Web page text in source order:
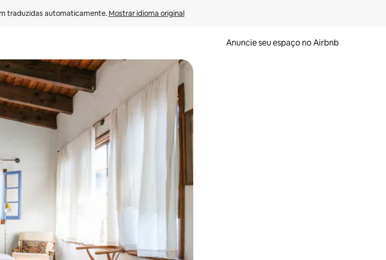
traduzidas automaticamente. Mostrar idioma original
Anuncie seu espaço no Airbnb
cima e para baixo do teclado ou tocando e deslizando o dedo na tela.